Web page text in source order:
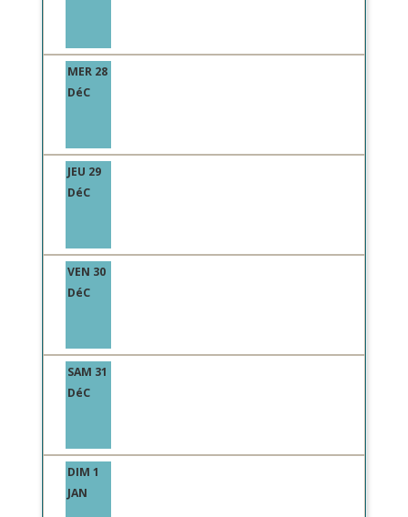
MER 28
DéC
JEU 29
DéC
VEN 30
DéC
SAM 31
DéC
DIM 1
JAN